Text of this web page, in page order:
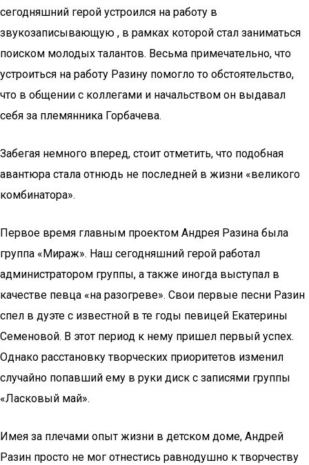
сегодняшний герой устроился на работу в
звукозаписывающую , в рамках которой стал заниматься
поиском молодых талантов. Весьма примечательно, что
устроиться на работу Разину помогло то обстоятельство,
что в общении с коллегами и начальством он выдавал
себя за племянника Горбачева.
Забегая немного вперед, стоит отметить, что подобная
авантюра стала отнюдь не последней в жизни «великого
комбинатора».
Первое время главным проектом Андрея Разина была
группа «Мираж». Наш сегодняшний герой работал
администратором группы, а также иногда выступал в
качестве певца «на разогреве». Свои первые песни Разин
спел в дуэте с известной в те годы певицей Екатерины
Семеновой. В этот период к нему пришел первый успех.
Однако расстановку творческих приоритетов изменил
случайно попавший ему в руки диск с записями группы
«Ласковый май».
Имея за плечами опыт жизни в детском доме, Андрей
Разин просто не мог отнестись равнодушно к творчеству